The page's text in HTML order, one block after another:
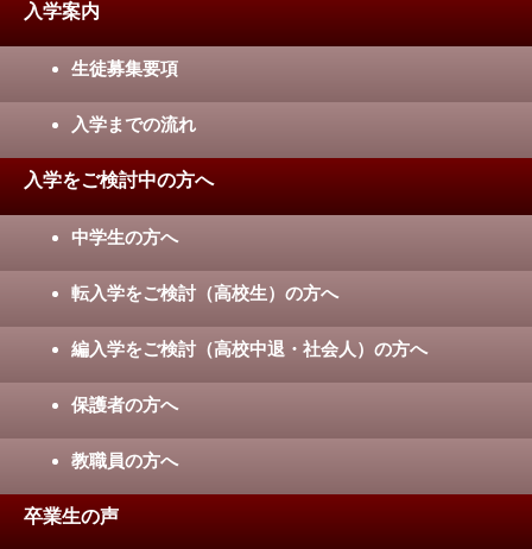
入学案内
生徒募集要項
入学までの流れ
入学をご検討中の方へ
中学生の方へ
転入学をご検討（高校生）の方へ
編入学をご検討（高校中退・社会人）の方へ
保護者の方へ
教職員の方へ
卒業生の声